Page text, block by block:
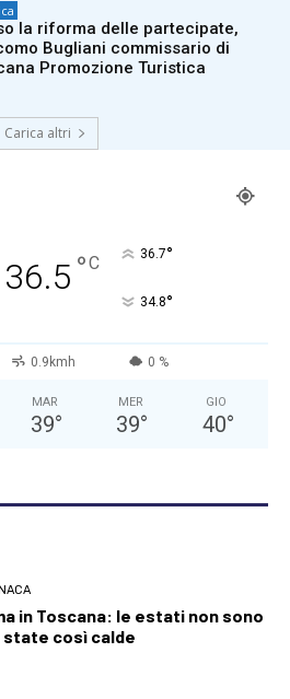
la riforma delle partecipate,
Bugliani commissario di
Promozione Turistica
Carica altri
36.5 °C 36.7°
34.8°
0.9kmh 0 %
MAR
39°
MER
39°
GIO
40°
in Toscana: le estati non sono
state così calde